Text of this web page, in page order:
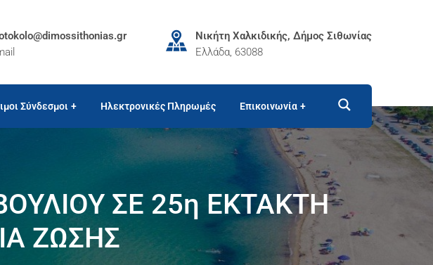
Νικήτη Χαλκιδικής, Δήμος Σιθωνίας
Ελλάδα, 63088
Σύνδεσμοι Ηλεκτρονικές Πληρωμές Επικοινωνία
ΣΕ 25η ΕΚΤΑΚΤΗ
ΖΩΣΗΣ